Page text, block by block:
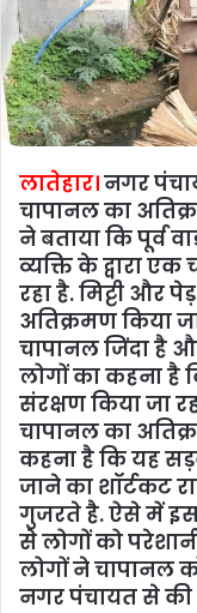
लातेहार।नगर
चापानल का
ने बताया कि पूर्व
व्यक्ति के द्वारा
रहा है. मिट्टी और
अतिक्रमण किया
चापानल जिंदा है
लोगों का कहना है
संरक्षण किया जा
चापानल का
कहना है कि यह
जाने का शॉर्टकट
गुजरते है. ऐसे में
से लोगों को
लोगों ने चापानल
नगर पंचायत से की